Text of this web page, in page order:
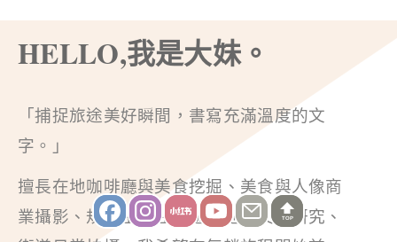
HELLO,我是大妹。
「捕捉旅途美好瞬間，書寫充滿溫度的文
字。」
擅長在地咖啡廳與美食挖掘、美食與人像商
業攝影、規劃主題性旅遊、地方文化研究、
TOP